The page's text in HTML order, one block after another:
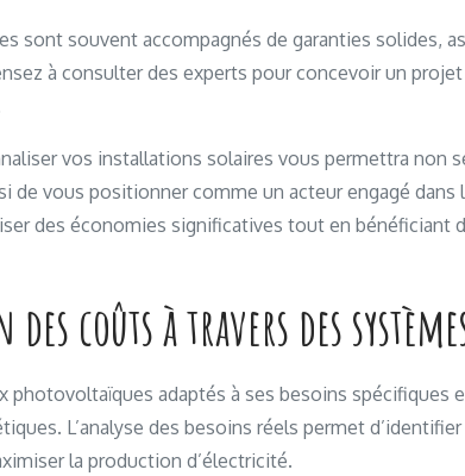
sont souvent accompagnés de garanties solides,
à consulter des experts pour concevoir un
vos installations solaires vous permettra non
de vous positionner comme un acteur engagé
des économies significatives tout en bénéficiant
coûts à travers des
photovoltaïques adaptés à ses besoins spécifiques
L’analyse des besoins réels permet
la production d’électricité.